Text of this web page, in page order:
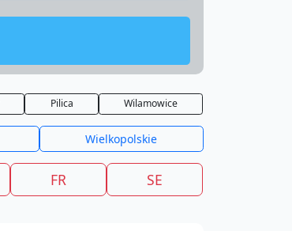
Pilica Wilamowice
Wielkopolskie
FR SE